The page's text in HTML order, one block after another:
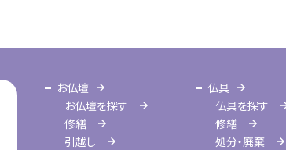
お仏壇
お仏壇を探す
修繕
引越し
仏具
仏具を探す
修繕
処分・廃棄